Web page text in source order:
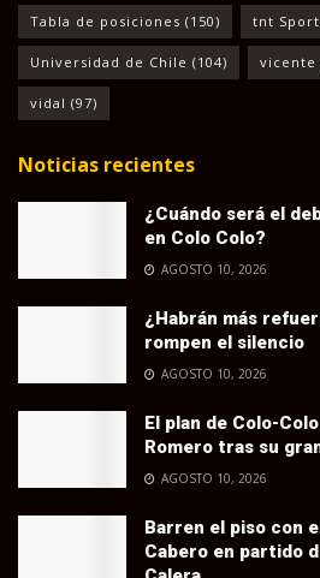
Tabla de posiciones (150) tnt
Universidad de Chile (104) vicente
vidal (97)
Noticias recientes
¿Cuándo será el
en Colo Colo?
AGOSTO 10, 2026
¿Habrán más
rompen el silencio
AGOSTO 10, 2026
El plan de Colo-
Romero tras su
AGOSTO 10, 2026
Barren el piso con
Cabero en partido